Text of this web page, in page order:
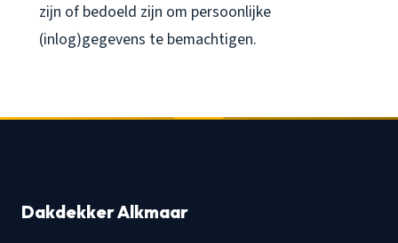
zijn of bedoeld zijn om persoonlijke
(inlog)gegevens te bemachtigen.
Dakdekker Alkmaar